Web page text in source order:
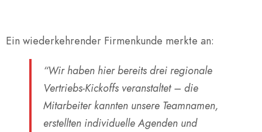
Ein wiederkehrender Firmenkunde merkte an:
“Wir haben hier bereits drei regionale
Vertriebs-Kickoffs veranstaltet – die
Mitarbeiter kannten unsere Teamnamen,
erstellten individuelle Agenden und